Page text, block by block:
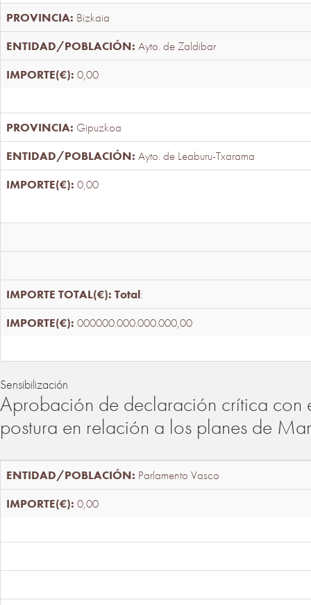
Bizkaia
Ayto. de Zaldibar
0,00
Gipuzkoa
Ayto. de Leaburu-Txarama
0,00
Total:
000000.000.000.000,00
Sensibilización
Aprobación de declaración crítica con
postura en relación a los planes de
Parlamento Vasco
0,00